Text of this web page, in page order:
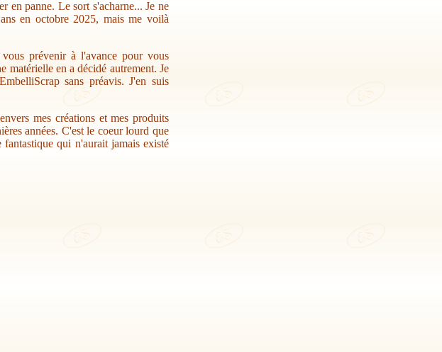
en panne. Le sort s'acharne... Je ne
en octobre 2025, mais me voilà
prévenir à l'avance pour vous
matérielle en a décidé autrement. Je
sans préavis. J'en suis
mes créations et mes produits
années. C'est le coeur lourd que
qui n'aurait jamais existé